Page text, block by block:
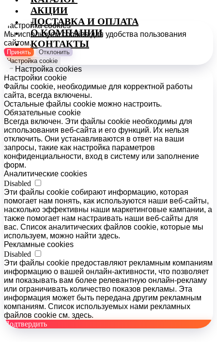
АКЦИИ
ДОСТАВКА И ОПЛАТА
О КОМПАНИИ
КОНТАКТЫ
Настройка cookies
Мы используем cookies для удобства пользования
сайтом.
Принять
Отклонить
Настройка cookie
Настройка cookies
Настройки cookie
Файлы cookie, необходимые для корректной работы
сайта, всегда включены.
Остальные файлы cookie можно настроить.
Обязательные cookie
Всегда включен. Эти файлы cookie необходимы для
использования веб-сайта и его функций. Их нельзя
отключить. Они устанавливаются в ответ на ваши
запросы, такие как настройка параметров
конфиденциальности, вход в систему или заполнение
форм.
Аналитические cookies
Disabled
Эти файлы cookie собирают информацию, которая
помогает нам понять, как используются наши веб-сайты,
насколько эффективны наши маркетинговые кампании, а
также помогает нам настраивать наши веб-сайты для
вас. Список аналитических файлов cookie, которые мы
используем, можно найти здесь.
Рекламные cookies
Disabled
Эти файлы cookie предоставляют рекламным компаниям
информацию о вашей онлайн-активности, что позволяет
им показывать вам более релевантную онлайн-рекламу
или ограничивать количество показов рекламы. Эта
информация может быть передана другим рекламным
компаниям. Список используемых нами рекламных
файлов cookie см. здесь.
Подтвердить